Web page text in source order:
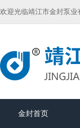
欢迎光临靖江市金封泵业
金封首页